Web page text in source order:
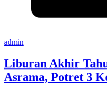
admin
Liburan Akhir
Asrama, Potret 3